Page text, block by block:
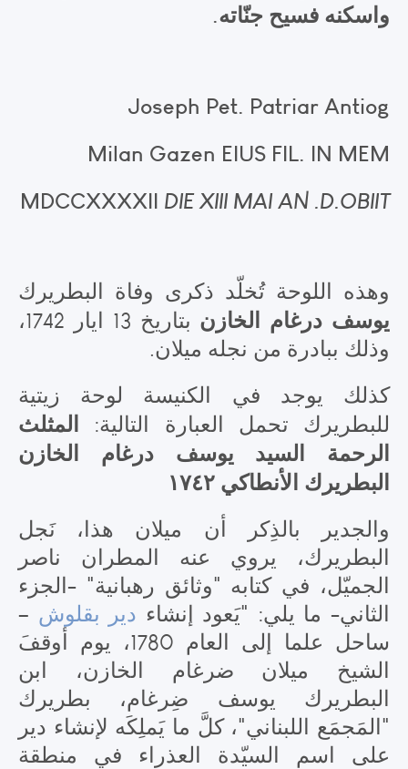
واسكنه فسيح جنّاته.
Joseph Pet. Patriar Antiog
Milan Gazen EIUS FIL. IN MEM
OBIIT
DIE XIII MAI AN .D.
MDCCXXXXII
وهذه اللوحة تُخلّد ذكرى وفاة البطريرك
يوسف درغام الخازن
بتاريخ 13 ايار 1742،
وذلك ببادرة من نجله ميلان.
كذلك يوجد في الكنيسة لوحة زيتية
للبطريرك تحمل العبارة التالية: المثلث
الرحمة السيد يوسف درغام الخازن
البطريرك الأنطاكي ١٧٤٢
والجدير بالذِكر أن ميلان هذا، نَجل
البطريرك، يروي عنه المطران ناصر
الجميّل، في كتابه "وثائق رهبانية" -الجزء
الثاني- ما يلي: "يَعود إنشاء دير بقلوش –
ساحل علما إلى العام 1780، يوم أوقفَ
الشيخ ميلان ضرغام الخازن، ابن
البطريرك يوسف ضِرغام، بطريرك
"المَجمَع اللبناني"، كلَّ ما يَملِكَه لإنشاء دير
على اسم السيّدة العذراء في منطقة